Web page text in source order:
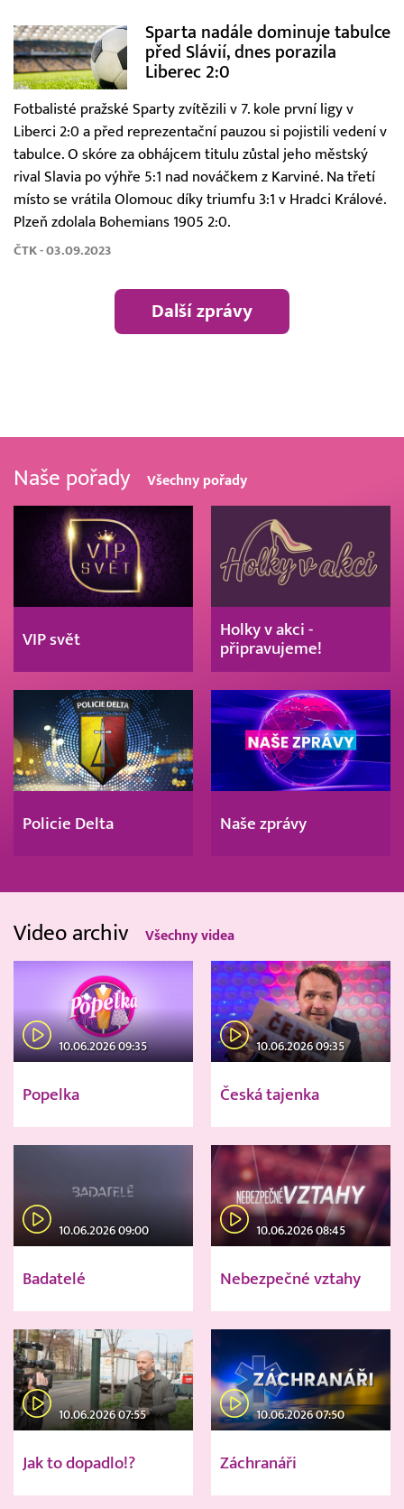
Sparta nadále dominuje tabulce
před Slávií, dnes porazila
Liberec 2:0
Fotbalisté pražské Sparty zvítězili v 7. kole první ligy v
Liberci 2:0 a před reprezentační pauzou si pojistili vedení v
tabulce. O skóre za obhájcem titulu zůstal jeho městský
rival Slavia po výhře 5:1 nad nováčkem z Karviné. Na třetí
místo se vrátila Olomouc díky triumfu 3:1 v Hradci Králové.
Plzeň zdolala Bohemians 1905 2:0.
ČTK - 03.09.2023
Další zprávy
Naše pořady Všechny pořady
VIP svět
Holky v akci -
připravujeme!
Policie Delta Naše zprávy
Video archiv Všechny videa
10.06.2026 09:35
Popelka
10.06.2026 09:35
Česká tajenka
10.06.2026 09:00
Badatelé
10.06.2026 08:45
Nebezpečné vztahy
10.06.2026 07:55
Jak to dopadlo!?
10.06.2026 07:50
Záchranáři